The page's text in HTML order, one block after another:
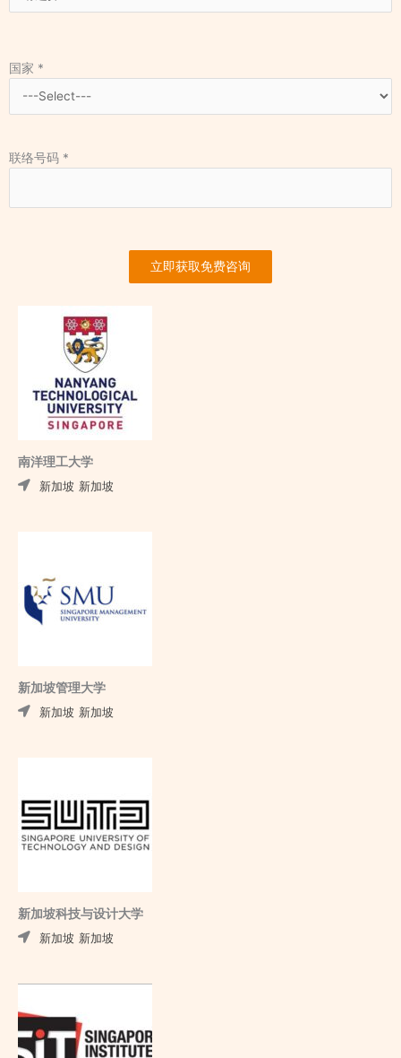
国家 *
联络号码 *
立即获取免费咨询
南洋理工大学
新加坡 新加坡
新加坡管理大学
新加坡 新加坡
新加坡科技与设计大学
新加坡 新加坡